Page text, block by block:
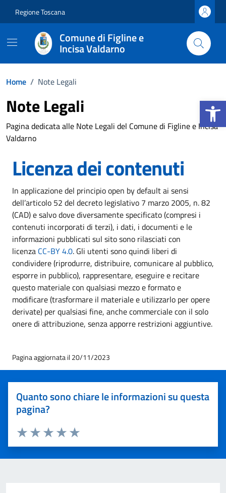
Apri la
Regione Toscana
Comune di Figline e
Incisa Valdarno
Home / Note Legali
Note Legali
Pagina dedicata alle Note Legali del Comune di Figline e Incisa
Valdarno
Licenza dei contenuti
In applicazione del principio open by default ai sensi
dell’articolo 52 del decreto legislativo 7 marzo 2005, n. 82
(CAD) e salvo dove diversamente specificato (compresi i
contenuti incorporati di terzi), i dati, i documenti e le
informazioni pubblicati sul sito sono rilasciati con
licenza CC-BY 4.0. Gli utenti sono quindi liberi di
condividere (riprodurre, distribuire, comunicare al pubblico,
esporre in pubblico), rappresentare, eseguire e recitare
questo materiale con qualsiasi mezzo e formato e
modificare (trasformare il materiale e utilizzarlo per opere
derivate) per qualsiasi fine, anche commerciale con il solo
onere di attribuzione, senza apporre restrizioni aggiuntive.
Pagina aggiornata il 20/11/2023
Quanto sono chiare le informazioni su questa
pagina?
Valuta 5 stelle su 5
Valuta 4 stelle su 5
Valuta 3 stelle su 5
Valuta 2 stelle su 5
Valuta 1 stelle su 5